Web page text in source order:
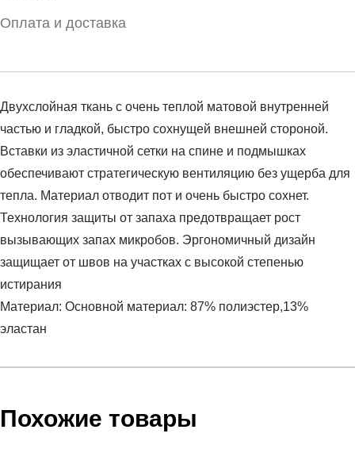
Оплата и доставка
Двухслойная ткань с очень теплой матовой внутренней
частью и гладкой, быстро сохнущей внешней стороной.
Вставки из эластичной сетки на спине и подмышках
обеспечивают стратегическую вентиляцию без ущерба для
тепла. Материал отводит пот и очень быстро сохнет.
Технология защиты от запаха предотвращает рост
вызывающих запах микробов. Эргономичный дизайн
защищает от швов на участках с высокой степенью
истирания
Материал: Основной материал: 87% полиэстер,13%
эластан
Артикул:1366066-020
Fitted Mock
Условия оплаты
высылает Вам менеджер.
Похожие товары